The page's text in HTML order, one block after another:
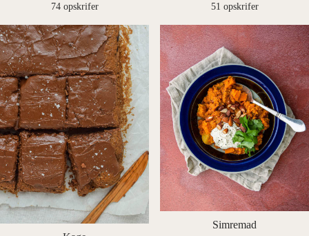
74 opskrifer 51 opskrifer
Simremad